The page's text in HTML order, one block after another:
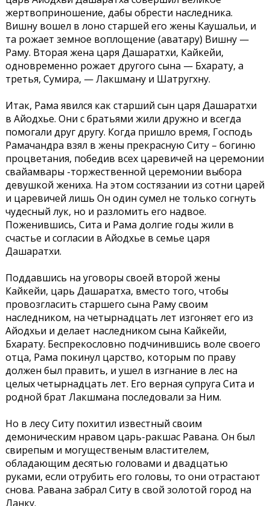
жертвоприношение, дабы обрести наследника.
Вишну вошел в лоно старшей его жены Каушальи, и
та рожает земное воплощение (аватару) Вишну —
Раму. Вторая жена царя Дашаратхи, Кайкейи,
одновременно рожает другого сына — Бхарату, а
третья, Сумира, — Лакшману и Шатругхну.
Итак, Рама явился как старший сын царя Дашаратхи
в Айодхье. Они с братьями жили дружно и всегда
помогали друг другу. Когда пришло время, Господь
Рамачандра взял в жены прекрасную Ситу – богиню
процветания, победив всех царевичей на церемонии
свайамвары -торжественной церемонии выбора
девушкой жениха. На этом состязании из сотни царей
и царевичей лишь Он один сумел не только согнуть
чудесный лук, но и разломить его надвое.
Поженившись, Сита и Рама долгие годы жили в
счастье и согласии в Айодхье в семье царя
Дашаратхи.
Поддавшись на уговоры своей второй жены
Кайкейи, царь Дашаратха, вместо того, чтобы
провозгласить старшего сына Раму своим
наследником, на четырнадцать лет изгоняет его из
Айодхьи и делает наследником сына Кайкейи,
Бхарату. Беспрекословно подчинившись воле своего
отца, Рама покинул царство, которым по праву
должен был править, и ушел в изгнание в лес на
целых четырнадцать лет. Его верная супруга Сита и
родной брат Лакшмана последовали за Ним.
Но в лесу Ситу похитил известный своим
демоническим нравом царь-ракшас Равана. Он был
свирепым и могущественым властителем,
обладающим десятью головами и двадцатью
руками, если отрубить его головы, то они отрастают
снова. Равана забрал Ситу в свой золотой город на
Ланку.